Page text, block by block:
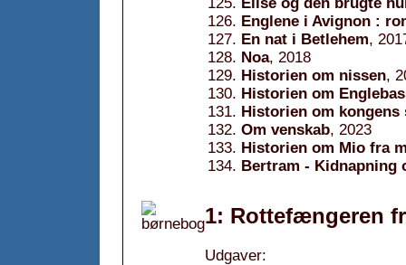
Englene i Avignon :
En nat i Betlehem,
Noa, 2018
Historien om nissen,
Historien om
Historien om kongens
Om venskab, 2023
Historien om Mio fra
Bertram - Kidnapning
1: Rottefængeren
Udgaver: